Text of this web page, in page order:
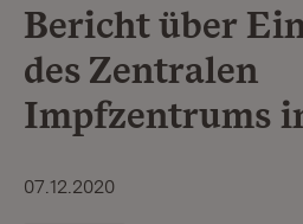
Bericht über
des Zentralen
Impfzentrums
07.12.2020